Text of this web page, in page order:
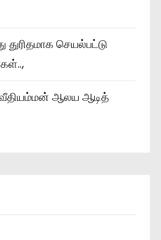
துரிதமாக செயல்பட்டு
ஆலய ஆடித்